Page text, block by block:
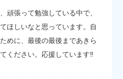
頑張って勉強している中で、
ほしいなと思っています。自
めに、最後の最後まであきら
ください。応援しています‼